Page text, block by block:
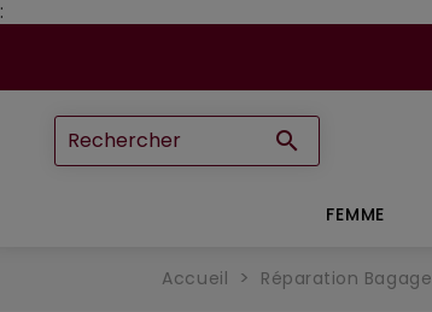
:
FEMME

Accueil Réparation Bagage